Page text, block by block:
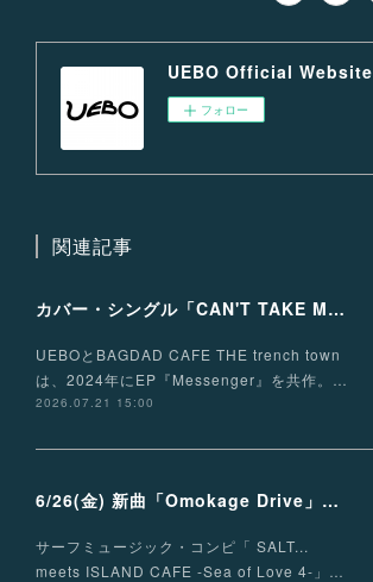
UEBO Official Website
フォロー
関連記事
カバー・シングル「CAN'T TAKE MY EYES OFF OF YOU」配信リリース！
UEBOとBAGDAD CAFE THE trench town
は、2024年にEP『Messenger』を共作。…
2026.07.21 15:00
6/26(金) 新曲「Omokage Drive」リリース決定
サーフミュージック・コンピ「 SALT...
meets ISLAND CAFE -Sea of Love 4-」…